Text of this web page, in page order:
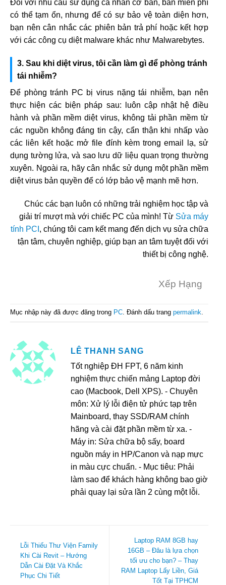
Đối với nhu cầu sử dụng cá nhân cơ bản, bản miễn phí
có thể tạm ổn, nhưng để có sự bảo vệ toàn diện hơn,
bạn nên cân nhắc các phiên bản trả phí hoặc kết hợp
với các công cụ diệt malware khác như Malwarebytes.
3. Sau khi diệt virus, tôi cần làm gì để phòng tránh
tái nhiễm?
Để phòng tránh PC bị virus nặng tái nhiễm, bạn nên
thực hiện các biện pháp sau: luôn cập nhật hệ điều
hành và phần mềm diệt virus, không tải phần mềm từ
các nguồn không đáng tin cậy, cẩn thận khi nhấp vào
các liên kết hoặc mở file đính kèm trong email lạ, sử
dụng tường lửa, và sao lưu dữ liệu quan trọng thường
xuyên. Ngoài ra, hãy cân nhắc sử dụng một phần mềm
diệt virus bản quyền để có lớp bảo vệ mạnh mẽ hơn.
Chúc các bạn luôn có những trải nghiệm học tập và
giải trí mượt mà với chiếc PC của mình! Từ Sửa máy
tính PCI , chúng tôi cam kết mang đến dịch vụ sửa chữa
tận tâm, chuyên nghiệp, giúp bạn an tâm tuyệt đối với
thiết bị công nghệ.
Xếp Hạng
Mục nhập này đã được đăng trong PC. Đánh dấu trang permalink.
LÊ THANH SANG
Tốt nghiệp ĐH FPT, 6 năm kinh
nghiệm thực chiến mảng Laptop đời
cao (Macbook, Dell XPS). - Chuyên
môn: Xử lý lỗi điện tử phức tạp trên
Mainboard, thay SSD/RAM chính
hãng và cài đặt phần mềm từ xa. -
Máy in: Sửa chữa bộ sấy, board
nguồn máy in HP/Canon và nạp mực
in màu cực chuẩn. - Mục tiêu: Phải
làm sao để khách hàng không bao giờ
phải quay lại sửa lần 2 cùng một lỗi.
Lỗi Thiếu Thư Viện Family
Khi Cài Revit – Hướng
Dẫn Cài Đặt Và Khắc
Phục Chi Tiết
Laptop RAM 8GB hay
16GB – Đâu là lựa chọn
tối ưu cho bạn? – Thay
RAM Laptop Lấy Liền, Giá
Tốt Tại TPHCM